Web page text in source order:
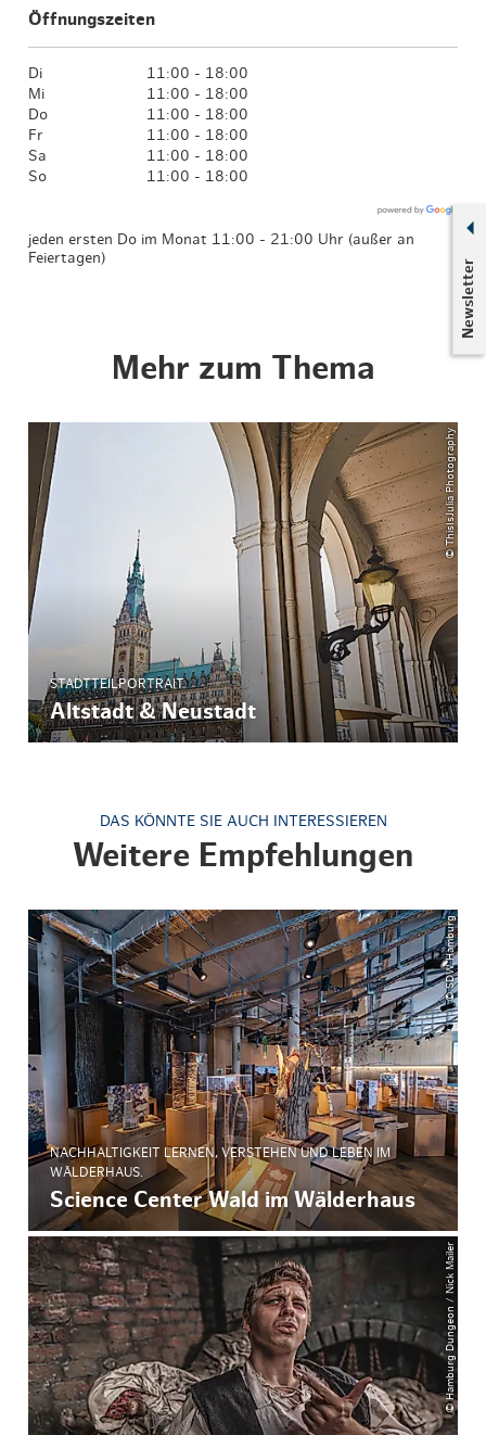
Newsletter
Öffnungszeiten
Di
11:00 - 18:00
Mi
11:00 - 18:00
Do
11:00 - 18:00
Fr
11:00 - 18:00
Sa
11:00 - 18:00
So
11:00 - 18:00
jeden ersten Do im Monat 11:00 - 21:00 Uhr (außer an
Feiertagen)
Mehr zum Thema
© ThisIsJulia Photography
STADTTEILPORTRAIT
Altstadt & Neustadt
DAS KÖNNTE SIE AUCH INTERESSIEREN
Weitere Empfehlungen
© SDW Hamburg
NACHHALTIGKEIT LERNEN, VERSTEHEN UND LEBEN IM
WÄLDERHAUS.
Science Center Wald im Wälderhaus
© Hamburg Dungeon / Nick Mailer